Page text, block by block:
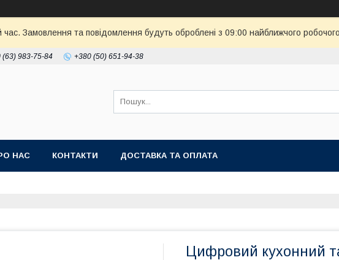
час. Замовлення та повідомлення будуть оброблені з 09:00 найближчого
(63) 983-75-84 +380 (50) 651-94-38
НАС КОНТАКТИ ДОСТАВКА ТА ОПЛАТА
Цифровий кухонний